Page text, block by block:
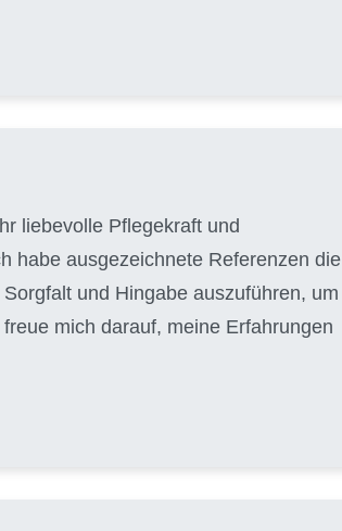
liebevolle Pflegekraft und
habe ausgezeichnete Referenzen die
und Hingabe auszuführen, um
mich darauf, meine Erfahrungen